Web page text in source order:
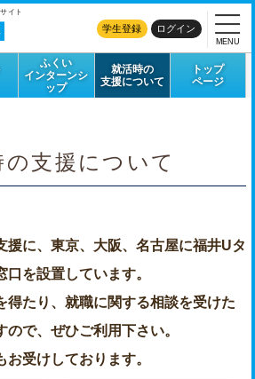
イト
学生登録 ログイン
ふくい
インターンシ
ップ
就活時の
支援について
トップ
ページ
MENU
の支援について
援に、東京、大阪、名古屋に福井Uタ
を設置しています。
得たり、就職に関する相談を受けた
ので、ぜひご利用下さい。
受けしております。